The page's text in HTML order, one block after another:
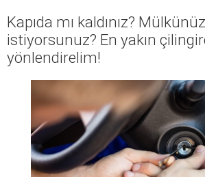
Kapıda mı kaldınız?
istiyorsunuz? En yakın
yönlendirelim!